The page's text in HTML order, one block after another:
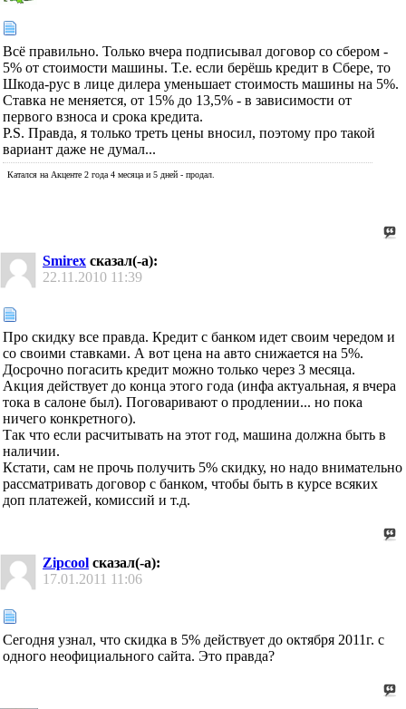
Всё правильно. Только вчера подписывал договор со сбером -
5% от стоимости машины. Т.е. если берёшь кредит в Сбере, то
Шкода-рус в лице дилера уменьшает стоимость машины на 5%.
Ставка не меняется, от 15% до 13,5% - в зависимости от
первого взноса и срока кредита.
P.S. Правда, я только треть цены вносил, поэтому про такой
вариант даже не думал...
Катался на Акценте 2 года 4 месяца и 5 дней - продал.
Smirex сказал(-а):
22.11.2010 11:39
Про скидку все правда. Кредит с банком идет своим чередом и
со своими ставками. А вот цена на авто снижается на 5%.
Досрочно погасить кредит можно только через 3 месяца.
Акция действует до конца этого года (инфа актуальная, я вчера
тока в салоне был). Поговаривают о продлении... но пока
ничего конкретного).
Так что если расчитывать на этот год, машина должна быть в
наличии.
Кстати, сам не прочь получить 5% скидку, но надо внимательно
рассматривать договор с банком, чтобы быть в курсе всяких
доп платежей, комиссий и т.д.
Zipcool сказал(-а):
17.01.2011 11:06
Сегодня узнал, что скидка в 5% действует до октября 2011г. с
одного неофициального сайта. Это правда?